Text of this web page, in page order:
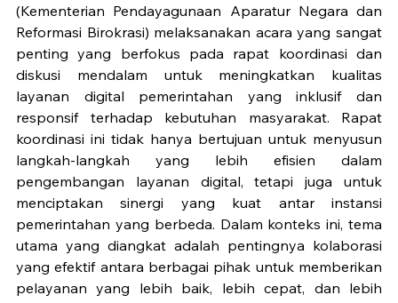
(Kementerian Pendayagunaan Aparatur Negara dan
Reformasi Birokrasi) melaksanakan acara yang sangat
penting yang berfokus pada rapat koordinasi dan
diskusi mendalam untuk meningkatkan kualitas
layanan digital pemerintahan yang inklusif dan
responsif terhadap kebutuhan masyarakat. Rapat
koordinasi ini tidak hanya bertujuan untuk menyusun
langkah-langkah yang lebih efisien dalam
pengembangan layanan digital, tetapi juga untuk
menciptakan sinergi yang kuat antar instansi
pemerintahan yang berbeda. Dalam konteks ini, tema
utama yang diangkat adalah pentingnya kolaborasi
yang efektif antara berbagai pihak untuk memberikan
pelayanan yang lebih baik, lebih cepat, dan lebih